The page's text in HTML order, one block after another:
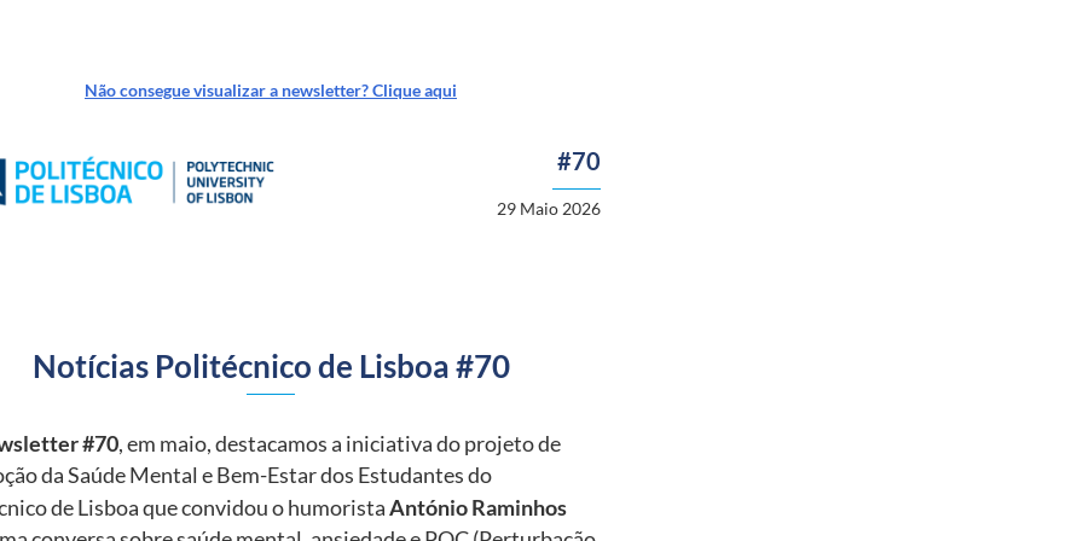
Não consegue visualizar a newsletter? Clique aqui
#70
29 Maio 2026
Notícias Politécnico de Lisboa #70
#70, em maio, destacamos a iniciativa do projeto de
da Saúde Mental e Bem-Estar dos Estudantes do
de Lisboa que convidou o humoristaAntónio Raminhos